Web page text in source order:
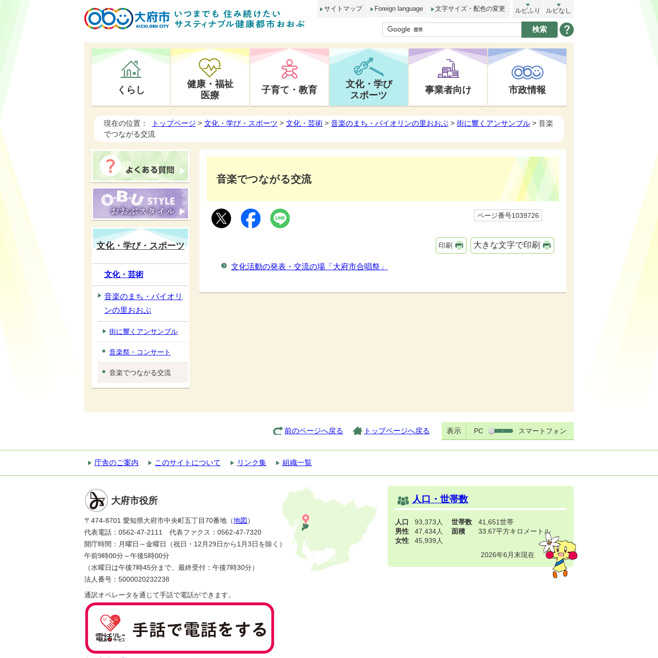
サイトマップ Foreign language 文字サイズ・配色の変更 ルビふり ルビなし
くらし
健康・福祉
医療
子育て・教育
文化・学び
スポーツ
事業者向け 市政情報
現在の位置： トップページ > 文化・学び・スポーツ > 文化・芸術 > 音楽のまち・バイオリンの里おおぶ > 街に響くアンサンブル > 音楽
でつながる交流
音楽でつながる交流
ページ番号1039726
印刷 大きな文字で印刷
文化活動の発表・交流の場「大府市合唱祭」
文化・学び・スポーツ
文化・芸術
音楽のまち・バイオリ
ンの里おおぶ
街に響くアンサンブル
音楽祭・コンサート
音楽でつながる交流
前のページへ戻る トップページへ戻る 表示 PC スマートフォン
庁舎のご案内 このサイトについて リンク集 組織一覧
大府市役所
〒474-8701 愛知県大府市中央町五丁目70番地（地図 ）
代表電話：0562-47-2111 代表ファクス：0562-47-7320
開庁時間：月曜日～金曜日（祝日・12月29日から1月3日を除く）
午前9時00分～午後5時00分
（水曜日は午後7時45分まで、最終受付：午後7時30分）
法人番号：5000020232238
通訳オペレータを通じて手話で電話ができます。
人口・世帯数
人口
93,373人
男性
47,434人
女性
45,939人
世帯数
41,651世帯
面積
33.67平方キロメートル
2026年6月末現在